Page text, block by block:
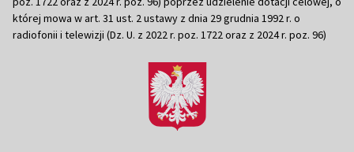
której mowa w art. 31 ust. 2 ustawy z dnia 29 grudnia 1992 r. o
radiofonii i telewizji (Dz. U. z 2022 r. poz. 1722 oraz z 2024 r. poz. 96)